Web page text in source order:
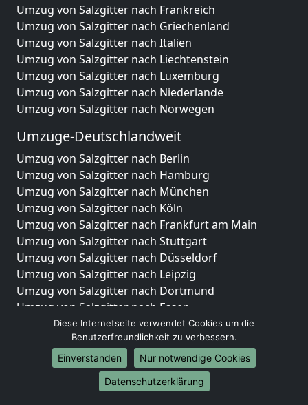
Umzug von Salzgitter nach Frankreich
Umzug von Salzgitter nach Griechenland
Umzug von Salzgitter nach Italien
Umzug von Salzgitter nach Liechtenstein
Umzug von Salzgitter nach Luxemburg
Umzug von Salzgitter nach Niederlande
Umzug von Salzgitter nach Norwegen
Umzüge-Deutschlandweit
Umzug von Salzgitter nach Berlin
Umzug von Salzgitter nach Hamburg
Umzug von Salzgitter nach München
Umzug von Salzgitter nach Köln
Umzug von Salzgitter nach Frankfurt am Main
Umzug von Salzgitter nach Stuttgart
Umzug von Salzgitter nach Düsseldorf
Umzug von Salzgitter nach Leipzig
Umzug von Salzgitter nach Dortmund
Umzug von Salzgitter nach Essen
Umzug von Salzgitter nach Bremen
Umzug von Salzgitter nach Dresden
Umzug von Salzgitter nach Hannover
Umzug von Salzgitter nach Nürnberg
Umzug von Salzgitter nach Duisburg
Diese Internetseite verwendet Cookies um die
Benutzerfreundlichkeit zu verbessern.
Einverstanden
Nur notwendige Cookies
Datenschutzerklärung